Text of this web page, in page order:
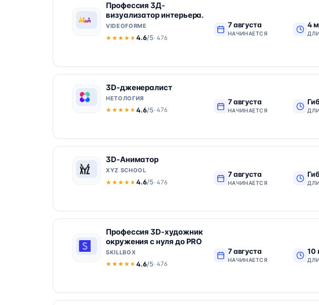
Профессия 3Д-
визуализатор интерьера.
VIDEOFORME
★★★★★
★★★★★ 4.6/5· 476
7 августа
НАЧИНАЕТСЯ
4
3D-дженералист
НЕТОЛОГИЯ
★★★★★
★★★★★ 4.6/5· 476
7 августа
НАЧИНАЕТСЯ
3D-Аниматор
XYZ SCHOOL
★★★★★
★★★★★ 4.6/5· 476
7 августа
НАЧИНАЕТСЯ
Профессия 3D-художник
окружения с нуля до PRO
SKILLBOX
★★★★★
★★★★★ 4.6/5· 476
7 августа
НАЧИНАЕТСЯ
10